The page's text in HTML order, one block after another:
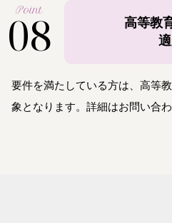
Point
08
高等教
要件を満たしている方は、高等
象となります。詳細はお問い合わ